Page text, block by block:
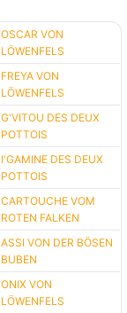
OSCAR VON
LÖWENFELS
FREYA VON
LÖWENFELS
G'VITOU DES DEUX
POTTOIS
I'GAMINE DES DEUX
POTTOIS
CARTOUCHE VOM
ROTEN FALKEN
ASSI VON DER BÖSEN
BUBEN
ONIX VON
LÖWENFELS